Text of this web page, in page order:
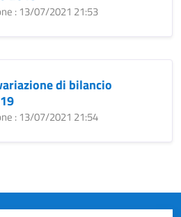
: 13/07/2021 21:53
di bilancio
: 13/07/2021 21:54